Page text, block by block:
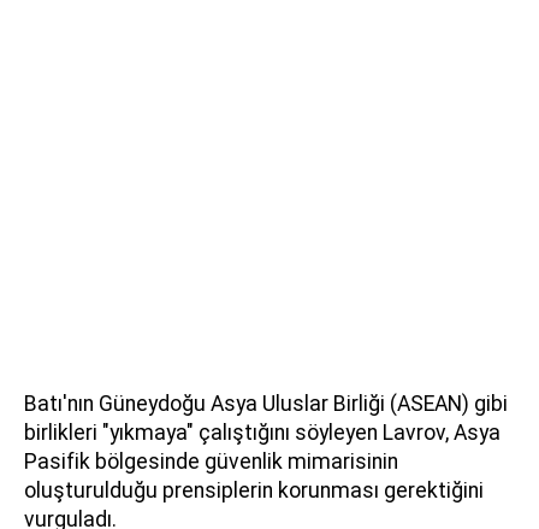
Batı'nın Güneydoğu Asya Uluslar Birliği (ASEAN) gibi
birlikleri "yıkmaya" çalıştığını söyleyen Lavrov, Asya
Pasifik bölgesinde güvenlik mimarisinin
oluşturulduğu prensiplerin korunması gerektiğini
vurguladı.